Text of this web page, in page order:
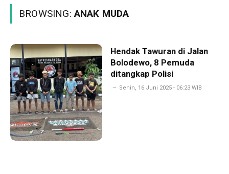
BROWSING:ANAK MUDA
Hendak Tawuran di Jalan
Bolodewo, 8 Pemuda
ditangkap Polisi
Senin, 16 Juni 2025 - 06:23 WIB